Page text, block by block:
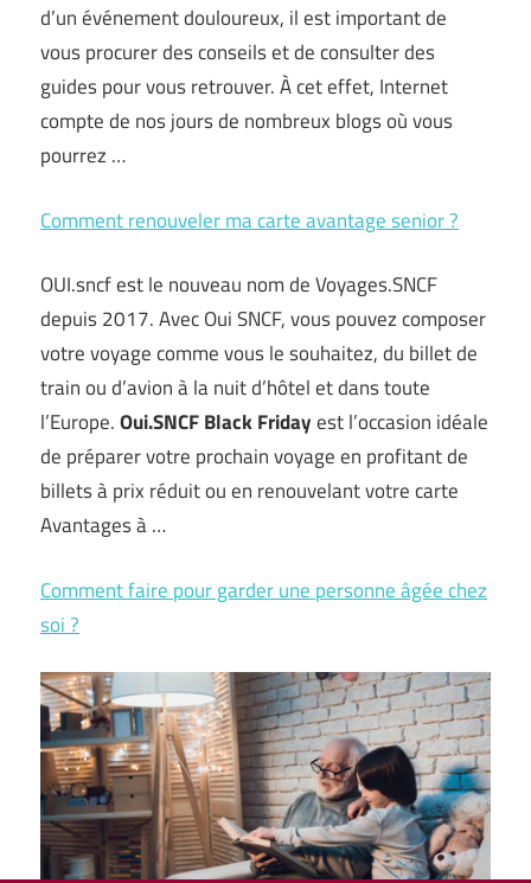
d’un événement douloureux, il est important de
vous procurer des conseils et de consulter des
guides pour vous retrouver. À cet effet, Internet
compte de nos jours de nombreux blogs où vous
pourrez …
Comment renouveler ma carte avantage senior ?
OUI.sncf est le nouveau nom de Voyages.SNCF
depuis 2017. Avec Oui SNCF, vous pouvez composer
votre voyage comme vous le souhaitez, du billet de
train ou d’avion à la nuit d’hôtel et dans toute
l’Europe.Oui.SNCF Black Fridayest l’occasion idéale
de préparer votre prochain voyage en profitant de
billets à prix réduit ou en renouvelant votre carte
Avantages à …
Comment faire pour garder une personne âgée chez
soi ?